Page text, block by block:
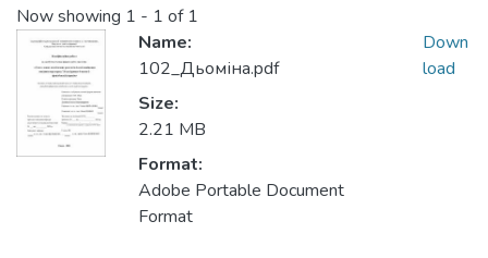
Now showing 1 - 1 of 1
Name:
102_Дьоміна.pdf
Size:
2.21 MB
Format:
Adobe Portable Document
Format
Down
load